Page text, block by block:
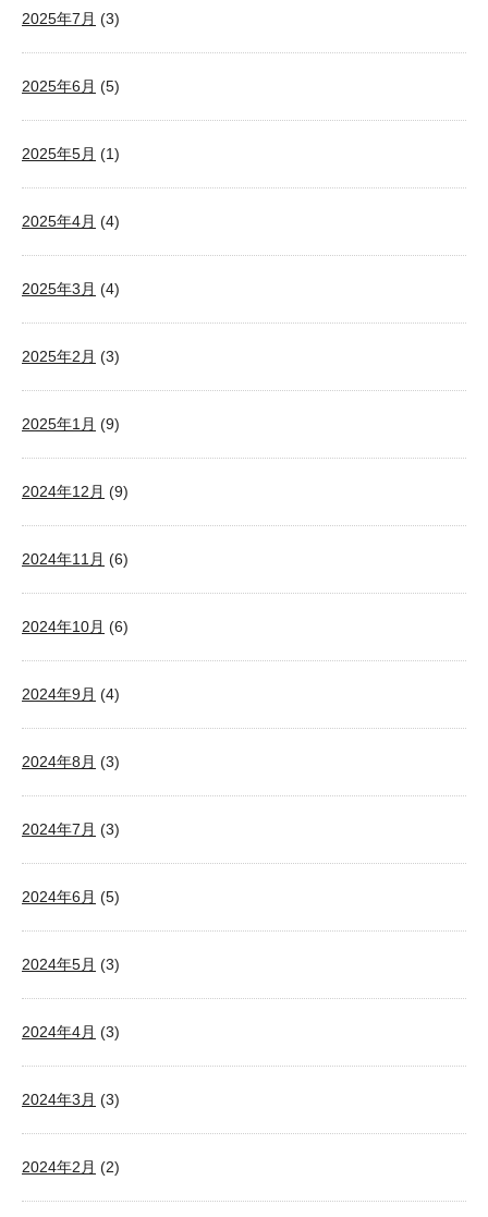
2025年7月 (3)
2025年6月 (5)
2025年5月 (1)
2025年4月 (4)
2025年3月 (4)
2025年2月 (3)
2025年1月 (9)
2024年12月 (9)
2024年11月 (6)
2024年10月 (6)
2024年9月 (4)
2024年8月 (3)
2024年7月 (3)
2024年6月 (5)
2024年5月 (3)
2024年4月 (3)
2024年3月 (3)
2024年2月 (2)